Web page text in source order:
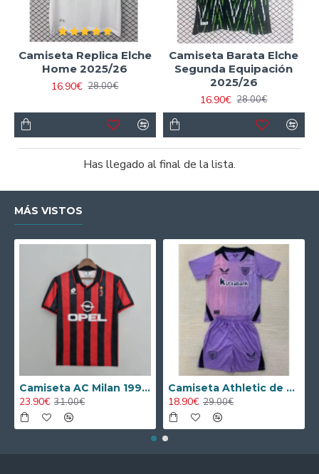
Camiseta Replica Elche
Home 2025/26
16.90€ 28.00€
Camiseta Barata Elche
Segunda Equipación
2025/26
16.90€ 28.00€
Has llegado al final de la lista.
MÁS VISTOS
Camiseta AC Milan 1995/1996 Local Retro
23.90€ 31.00€
Camiseta Athletic de Bilbao 2024/2025 Alternativo Niño Kit
18.90€ 29.00€